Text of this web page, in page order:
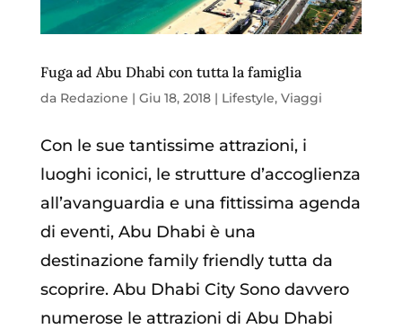
Fuga ad Abu Dhabi con tutta la famiglia
da Redazione | Giu 18, 2018| Lifestyle, Viaggi
Con le sue tantissime attrazioni, i
luoghi iconici, le strutture d’accoglienza
all’avanguardia e una fittissima agenda
di eventi, Abu Dhabi è una
destinazione family friendly tutta da
scoprire. Abu Dhabi City Sono davvero
numerose le attrazioni di Abu Dhabi